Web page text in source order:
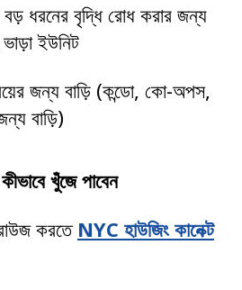
বড় ধরনের বৃদ্ধি রোধ করার জন্য
ভাড়া ইউনিট
জন্য বাড়ি (কন্ডো, কো-অপস,
বাড়ি)
খুঁজে পাবেন
করতেNYC হাউজিং কানেক্ট